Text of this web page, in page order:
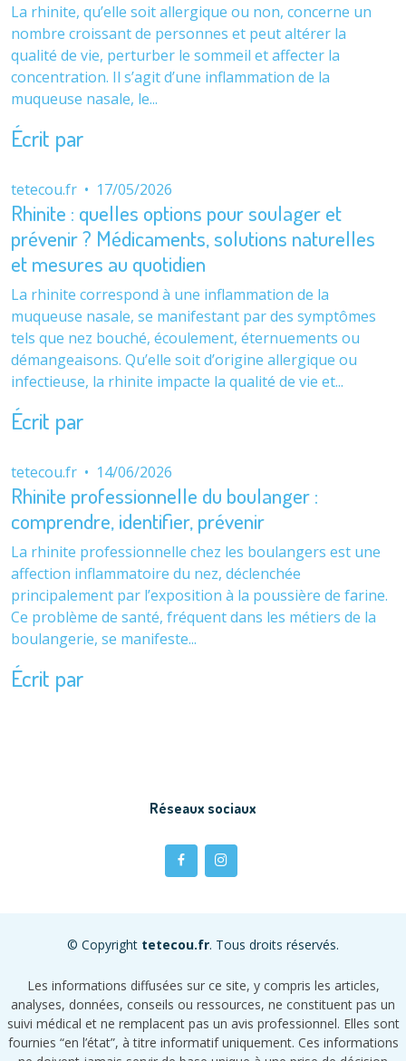
La rhinite, qu’elle soit allergique ou non, concerne un
nombre croissant de personnes et peut altérer la
qualité de vie, perturber le sommeil et affecter la
concentration. Il s’agit d’une inflammation de la
muqueuse nasale, le...
Écrit par
tetecou.fr • 17/05/2026
Rhinite : quelles options pour soulager et
prévenir ? Médicaments, solutions naturelles
et mesures au quotidien
La rhinite correspond à une inflammation de la
muqueuse nasale, se manifestant par des symptômes
tels que nez bouché, écoulement, éternuements ou
démangeaisons. Qu’elle soit d’origine allergique ou
infectieuse, la rhinite impacte la qualité de vie et...
Écrit par
tetecou.fr • 14/06/2026
Rhinite professionnelle du boulanger :
comprendre, identifier, prévenir
La rhinite professionnelle chez les boulangers est une
affection inflammatoire du nez, déclenchée
principalement par l’exposition à la poussière de farine.
Ce problème de santé, fréquent dans les métiers de la
boulangerie, se manifeste...
Écrit par
Réseaux sociaux
© Copyright tetecou.fr. Tous droits réservés.
Les informations diffusées sur ce site, y compris les articles,
analyses, données, conseils ou ressources, ne constituent pas un
suivi médical et ne remplacent pas un avis professionnel. Elles sont
fournies “en l’état”, à titre informatif uniquement. Ces informations